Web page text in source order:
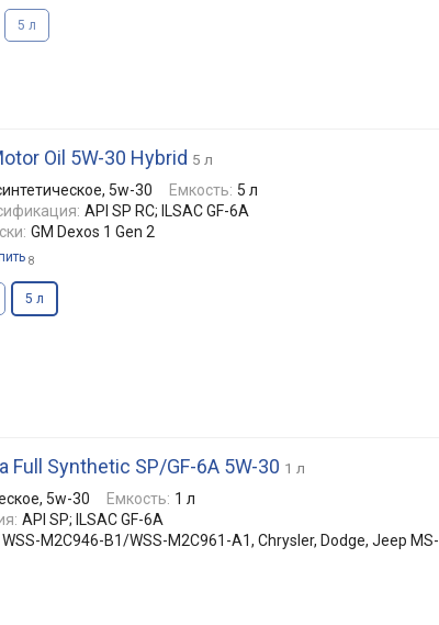
5 л
Oil 5W-30 Hybrid 5 л
5w-30 Емкость: 5 л
API SP RC; ILSAC GF-6A
GM Dexos 1 Gen 2
8
5 л
Full Synthetic SP/GF-6A 5W-30 1 л
5w-30 Емкость: 1 л
API SP; ILSAC GF-6A
WSS-M2C946-B1/WSS-M2C961-A1, Chrysler, Dodge, Jeep MS-